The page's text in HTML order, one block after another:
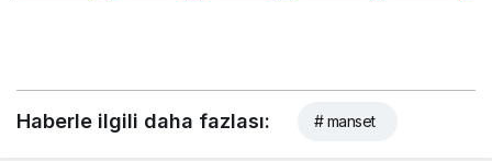
Haberle ilgili daha fazlası: # manset